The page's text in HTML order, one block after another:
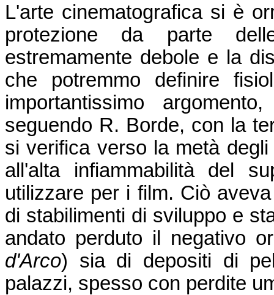
L'arte cinematografica si è
protezione da parte
estremamente debole e la
che potremmo definire
importantissimo
seguendo R. Borde, con la
si verifica verso la metà
all'alta infiammabilità del
utilizzare per i film. Ciò
di stabilimenti di sviluppo e
andato perduto il negativo
d'Arco) sia di depositi di
palazzi, spesso con perdite